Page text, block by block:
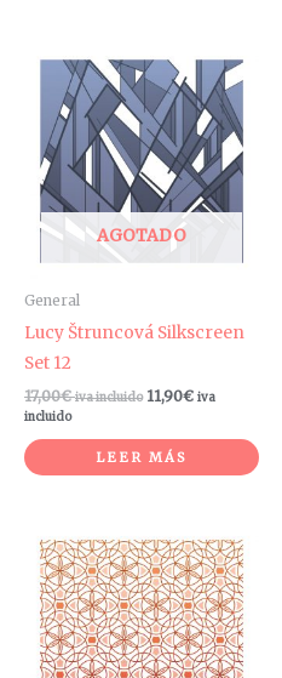
AGOTADO
General
Lucy Štruncová Silkscreen
Set 12
17,00€ iva incluido 11,90€ iva
incluido
LEER MÁS